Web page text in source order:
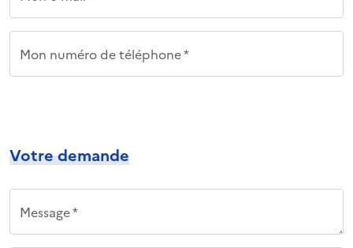
Mon numéro de téléphone *
Votre demande
Message *